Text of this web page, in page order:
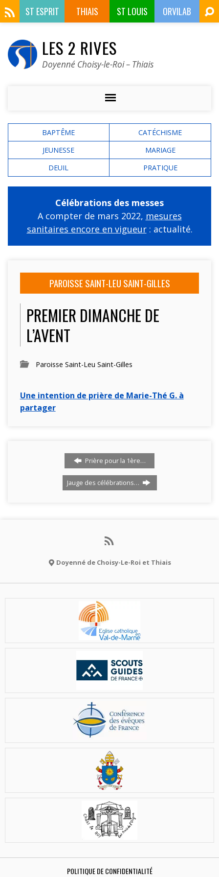
ST ESPRIT THIAIS ST LOUIS ORVILAB
LES 2 RIVES
Doyenné Choisy-le-Roi – Thiais
BAPTÊME
CATÉCHISME
JEUNESSE
MARIAGE
DEUIL
PRATIQUE
Célébrations des messes
A compter de mars 2022, mesures
sanitaires encore en vigueur: actualité.
PAROISSE SAINT-LEU SAINT-GILLES
PREMIER DIMANCHE DE
L’AVENT
Paroisse Saint-Leu Saint-Gilles
Une intention de prière de Marie-Thé G. à
partager
Prière pour la 1ère…
Jauge des célébrations…
Doyenné de Choisy-Le-Roi et Thiais
POLITIQUE DE CONFIDENTIALITÉ